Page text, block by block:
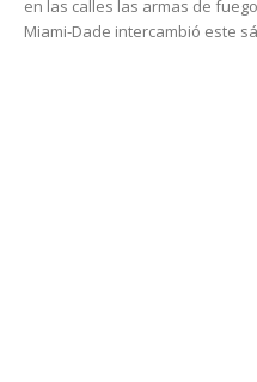
en las calles las armas de
Miami-Dade intercambió este